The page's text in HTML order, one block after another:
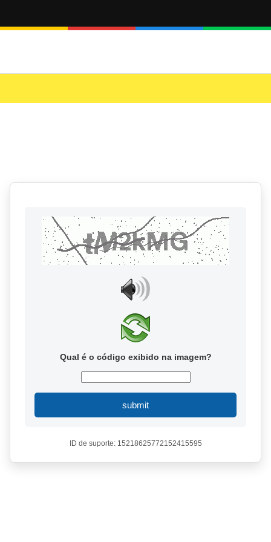
Qual é o código exibido na imagem?
submit
ID de suporte: 15218625772152415595